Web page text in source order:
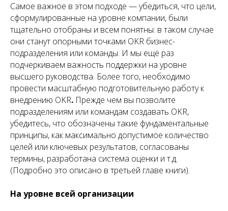
Самое важное в этом подходе — убедиться, что цели,
сформулированные на уровне компании, были
тщательно отобраны и всем понятны: в таком случае
они станут опорными точками OKR бизнес-
подразделения или команды. И мы ещё раз
подчеркиваем важность поддержки на уровне
высшего руководства. Более того, необходимо
провести масштабную подготовительную работу к
внедрению OKR. Прежде чем вы позволите
подразделениям или командам создавать OKR,
убедитесь, что обозначены такие фундаментальные
принципы, как максимально допустимое количество
целей или ключевых результатов, согласованы
термины, разработана система оценки и т.д.
(Подробно это описано в третьей главе книги).
На уровне всей организации